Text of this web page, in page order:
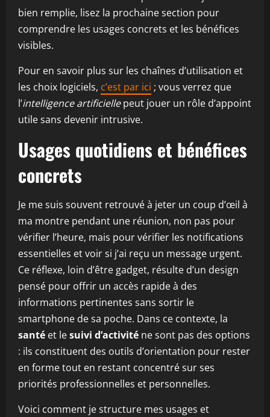
bien remplie, lisez la prochaine section pour
comprendre les usages concrets et les bénéfices
visibles.
Pour en savoir plus sur les chaînes d’utilisation et
les choix logiciels, c’est par ici ; vous verrez que
l’intelligence artificiellepeut jouer un rôle d’appoint
utile sans devenir intrusive.
Usages quotidiens et bénéfices
concrets
Je me suis souvent retrouvé à jeter un coup d’œil à
ma montre pendant une réunion, non pas pour
vérifier l’heure, mais pour vérifier les notifications
essentielles et voir si j’ai reçu un message urgent.
Ce réflexe, loin d’être gadget, résulte d’un design
pensé pour offrir un accès rapide à des
informations pertinentes sans sortir le
smartphone de sa poche. Dans ce contexte, la
santé et lesuivi d’activité ne sont pas des options
: ils constituent des outils d’orientation pour rester
en forme tout en restant concentré sur ses
priorités professionnelles et personnelles.
Voici comment je structure mes usages et